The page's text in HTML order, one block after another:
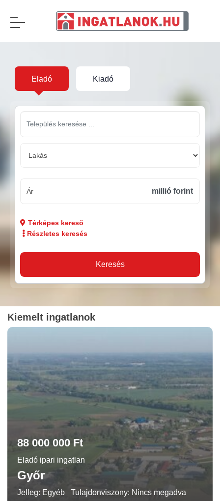
Eladó Kiadó
millió forint
Térképes kereső
Részletes keresés
Keresés
Kiemelt ingatlanok
88 000 000 Ft
Eladó ipari ingatlan
Győr
Jelleg: Egyéb Tulajdonviszony: Nincs megadva